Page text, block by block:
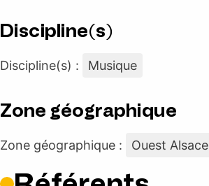
Discipline(s)
Discipline(s) : Musique
Zone géographique
Zone géographique : Ouest Alsace